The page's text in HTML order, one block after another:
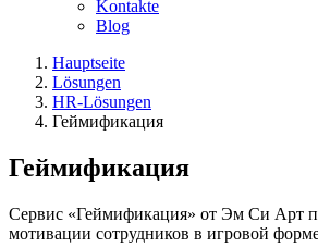
Kontakte
Blog
Hauptseite
Lösungen
HR-Lösungen
Геймификация
Геймификация
Сервис «Геймификация» от Эм Си Арт
мотивации сотрудников в игровой